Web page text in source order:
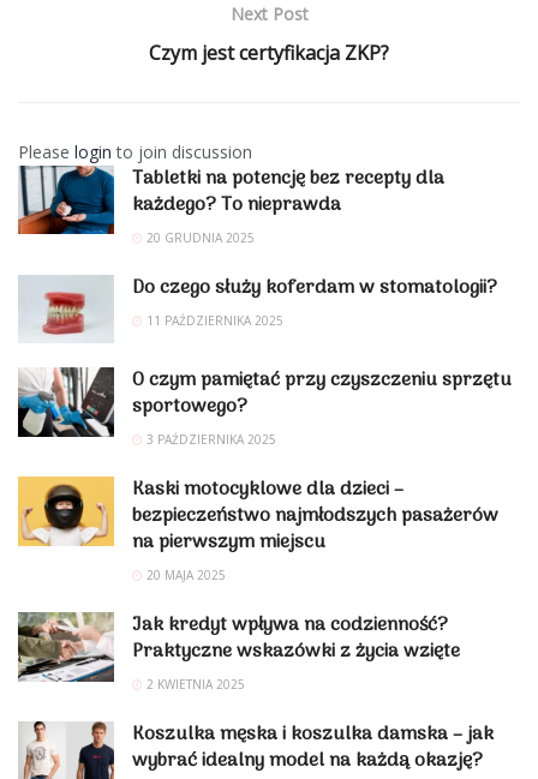
Next Post
Czym jest certyfikacja ZKP?
Please login to join discussion
Tabletki na potencję bez recepty dla
każdego? To nieprawda
20 GRUDNIA 2025
Do czego służy koferdam w stomatologii?
11 PAŹDZIERNIKA 2025
O czym pamiętać przy czyszczeniu sprzętu
sportowego?
3 PAŹDZIERNIKA 2025
Kaski motocyklowe dla dzieci –
bezpieczeństwo najmłodszych pasażerów
na pierwszym miejscu
20 MAJA 2025
Jak kredyt wpływa na codzienność?
Praktyczne wskazówki z życia wzięte
2 KWIETNIA 2025
Koszulka męska i koszulka damska – jak
wybrać idealny model na każdą okazję?